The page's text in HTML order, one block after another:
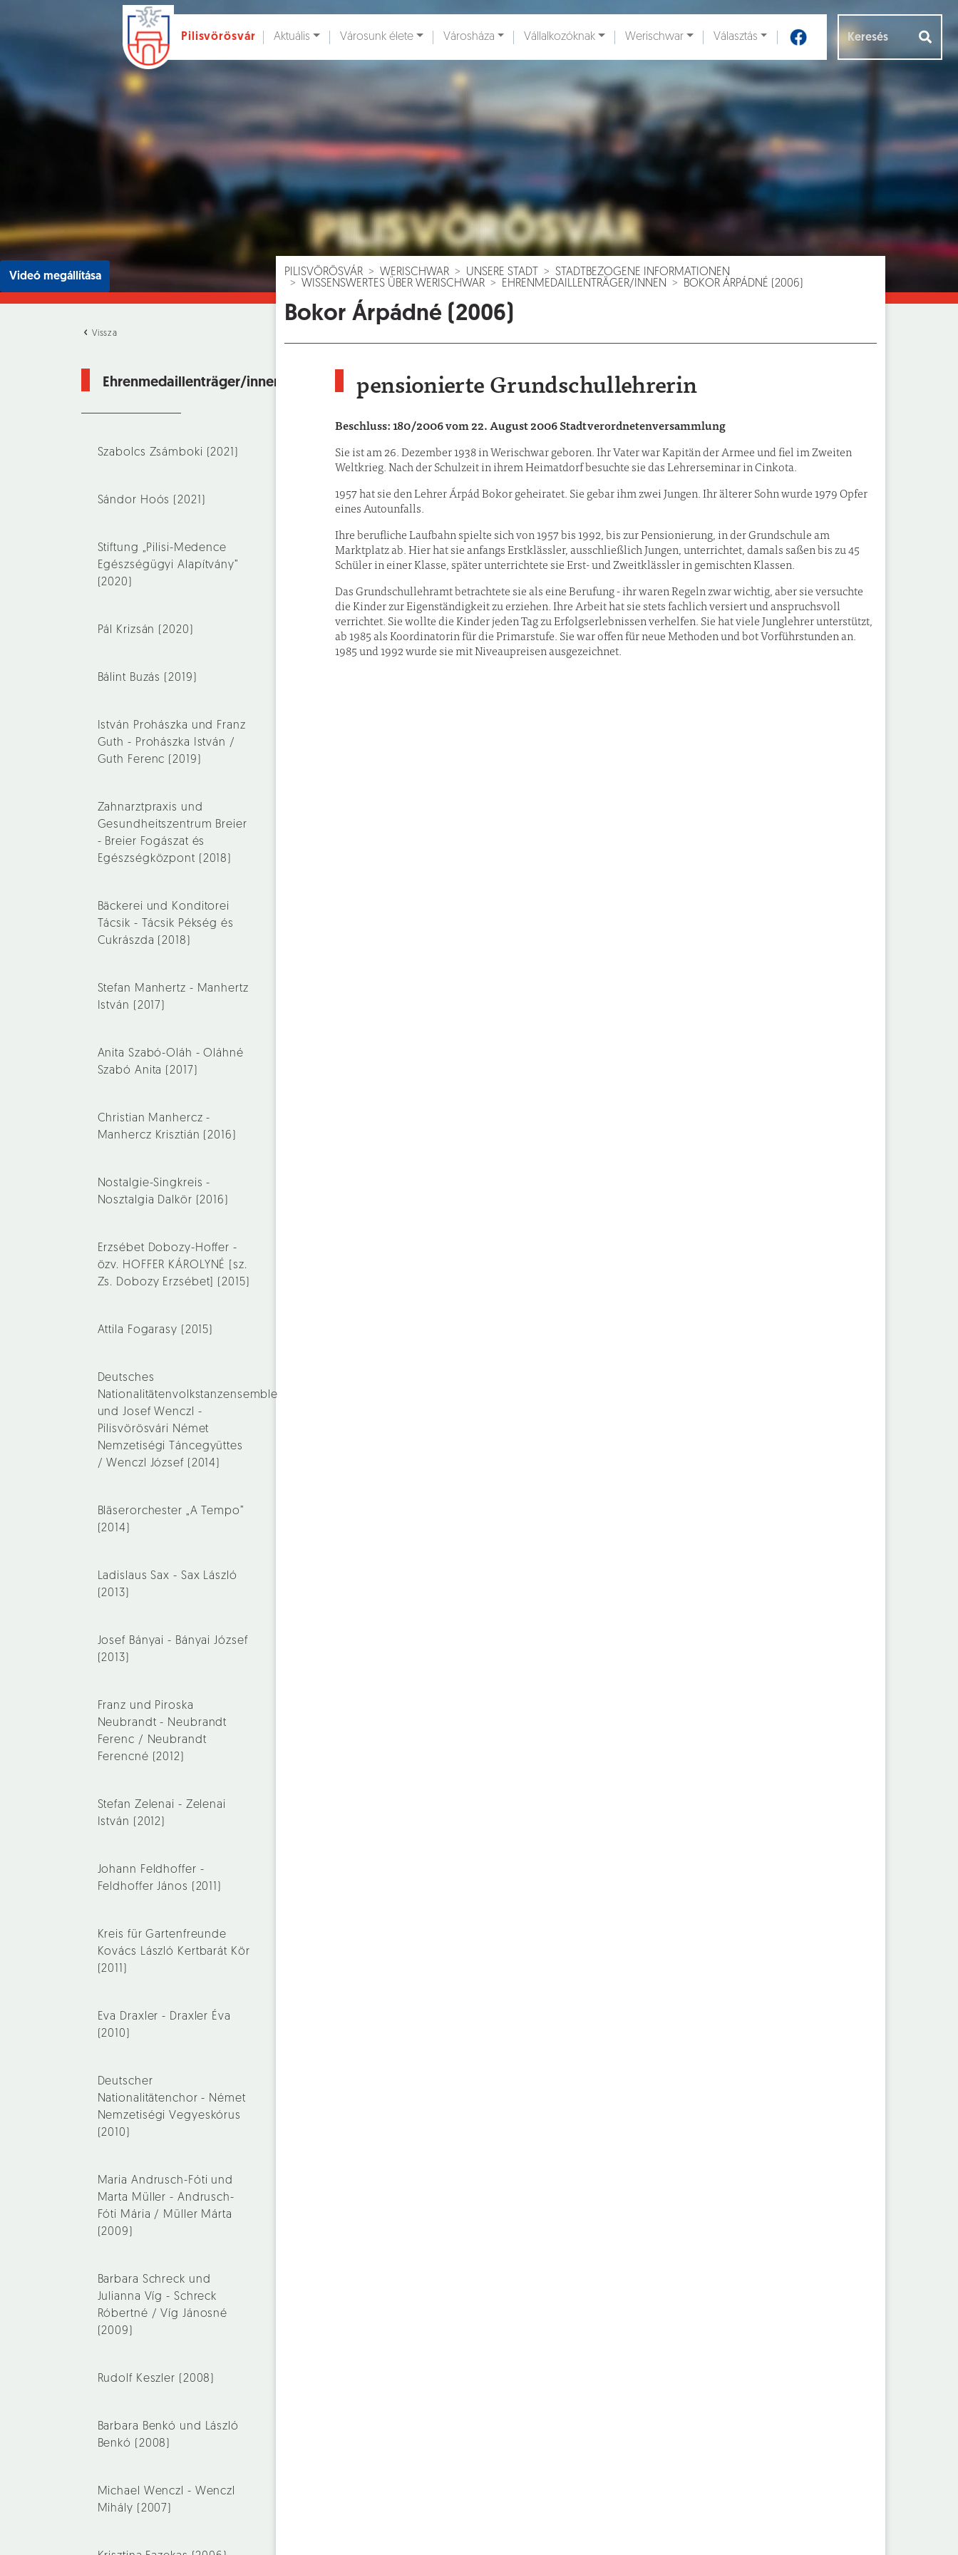
Ugrás a fő tartalomhoz
Pilisvörösvár Aktuális Városunk élete Városháza Vállalkozóknak Werischwar Választás
Videó megállítása
Vissza
Ehrenmedaillenträger/innen
Szabolcs Zsámboki (2021)
Sándor Hoós (2021)
Stiftung „Pilisi-Medence
Egészségügyi Alapítvány”
(2020)
Pál Krizsán (2020)
Bálint Buzás (2019)
István Prohászka und Franz
Guth - Prohászka István /
Guth Ferenc (2019)
Zahnarztpraxis und
Gesundheitszentrum Breier
- Breier Fogászat és
Egészségközpont (2018)
Bäckerei und Konditorei
Tácsik - Tácsik Pékség és
Cukrászda (2018)
Stefan Manhertz - Manhertz
István (2017)
Anita Szabó-Oláh - Oláhné
Szabó Anita (2017)
Christian Manhercz -
Manhercz Krisztián (2016)
Nostalgie-Singkreis -
Nosztalgia Dalkör (2016)
Erzsébet Dobozy-Hoffer -
özv. HOFFER KÁROLYNÉ [sz.
Zs. Dobozy Erzsébet] (2015)
Attila Fogarasy (2015)
Deutsches
Nationalitätenvolkstanzensemble
und Josef Wenczl -
Pilisvörösvári Német
Nemzetiségi Táncegyüttes
/ Wenczl József (2014)
Bläserorchester „A Tempo”
(2014)
Ladislaus Sax - Sax László
(2013)
Josef Bányai - Bányai József
(2013)
Franz und Piroska
Neubrandt - Neubrandt
Ferenc / Neubrandt
Ferencné (2012)
Stefan Zelenai - Zelenai
István (2012)
Johann Feldhoffer -
Feldhoffer János (2011)
Kreis für Gartenfreunde
Kovács László Kertbarát Kör
(2011)
Eva Draxler - Draxler Éva
(2010)
Deutscher
Nationalitätenchor - Német
Nemzetiségi Vegyeskórus
(2010)
Maria Andrusch-Fóti und
Marta Müller - Andrusch-
Fóti Mária / Müller Márta
(2009)
Barbara Schreck und
Julianna Víg - Schreck
Róbertné / Víg Jánosné
(2009)
Rudolf Keszler (2008)
Barbara Benkó und László
Benkó (2008)
Michael Wenczl - Wenczl
Mihály (2007)
PILISVÖRÖSVÁR WERISCHWAR UNSERE STADT
STADTBEZOGENE INFORMATIONEN
WISSENSWERTES ÜBER WERISCHWAR
EHRENMEDAILLENTRÄGER/INNEN BOKOR ÁRPÁDNÉ (2006)
Bokor Árpádné (2006)
pensionierte Grundschullehrerin
Beschluss: 180/2006 vom 22. August 2006 Stadtverordnetenversammlung
Sie ist am 26. Dezember 1938 in Werischwar geboren. Ihr Vater war Kapitän der Armee und fiel im Zweiten
Weltkrieg. Nach der Schulzeit in ihrem Heimatdorf besuchte sie das Lehrerseminar in Cinkota.
1957 hat sie den Lehrer Árpád Bokor geheiratet. Sie gebar ihm zwei Jungen. Ihr älterer Sohn wurde 1979 Opfer
eines Autounfalls.
Ihre berufliche Laufbahn spielte sich von 1957 bis 1992, bis zur Pensionierung, in der Grundschule am
Marktplatz ab. Hier hat sie anfangs Erstklässler, ausschließlich Jungen, unterrichtet, damals saßen bis zu 45
Schüler in einer Klasse, später unterrichtete sie Erst- und Zweitklässler in gemischten Klassen.
Das Grundschullehramt betrachtete sie als eine Berufung - ihr waren Regeln zwar wichtig, aber sie versuchte
die Kinder zur Eigenständigkeit zu erziehen. Ihre Arbeit hat sie stets fachlich versiert und anspruchsvoll
verrichtet. Sie wollte die Kinder jeden Tag zu Erfolgserlebnissen verhelfen. Sie hat viele Junglehrer unterstützt,
ab 1985 als Koordinatorin für die Primarstufe. Sie war offen für neue Methoden und bot Vorführstunden an.
1985 und 1992 wurde sie mit Niveaupreisen ausgezeichnet.
Események [] Dokumentumok [